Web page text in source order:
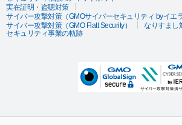
実在証明・盗聴対策
サイバー攻撃対策（GMOサイバーセキュリティ byイエラ
サイバー攻撃対策（GMO Flatt Security）
なりすまし
セキュリティ事業の軌跡